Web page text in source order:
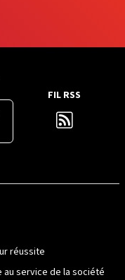
FIL RSS
réussite
au service de la société